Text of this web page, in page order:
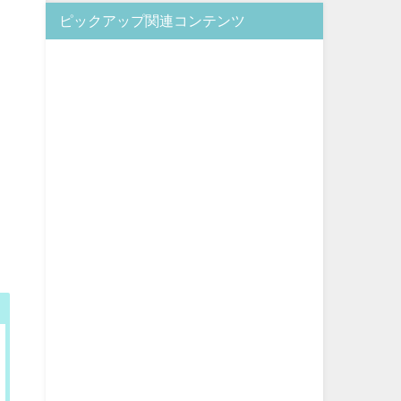
ピックアップ関連コンテンツ